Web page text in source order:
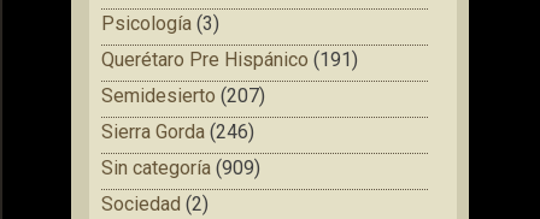
Psicología (3)
Querétaro Pre Hispánico (191)
Semidesierto (207)
Sierra Gorda (246)
Sin categoría (909)
Sociedad (2)